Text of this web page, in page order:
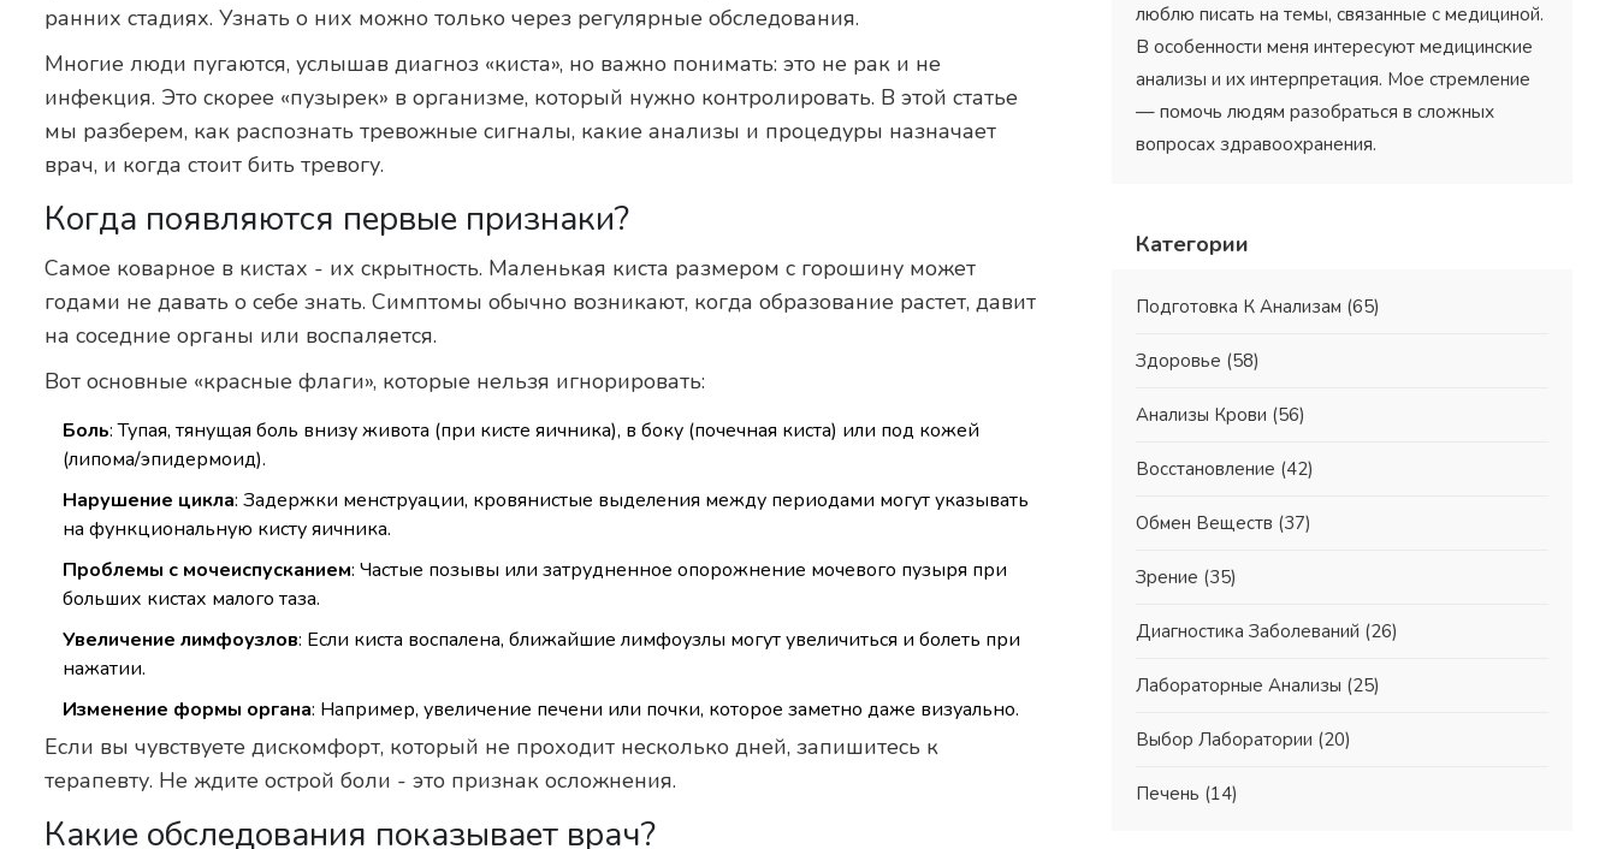
ранних стадиях. Узнать о них можно только через регулярные обследования.
Многие люди пугаются, услышав диагноз «киста», но важно понимать: это не рак и не
инфекция. Это скорее «пузырек» в организме, который нужно контролировать. В этой статье
мы разберем, как распознать тревожные сигналы, какие анализы и процедуры назначает
врач, и когда стоит бить тревогу.
Когда появляются первые признаки?
Самое коварное в кистах - их скрытность. Маленькая киста размером с горошину может
годами не давать о себе знать. Симптомы обычно возникают, когда образование растет, давит
на соседние органы или воспаляется.
Вот основные «красные флаги», которые нельзя игнорировать:
Боль: Тупая, тянущая боль внизу живота (при кисте яичника), в боку (почечная киста) или под кожей
(липома/эпидермоид).
Нарушение цикла: Задержки менструации, кровянистые выделения между периодами могут указывать
на функциональную кисту яичника.
Проблемы с мочеиспусканием: Частые позывы или затрудненное опорожнение мочевого пузыря при
больших кистах малого таза.
Увеличение лимфоузлов: Если киста воспалена, ближайшие лимфоузлы могут увеличиться и болеть при
нажатии.
Изменение формы органа: Например, увеличение печени или почки, которое заметно даже визуально.
Если вы чувствуете дискомфорт, который не проходит несколько дней, запишитесь к
терапевту. Не ждите острой боли - это признак осложнения.
Какие обследования показывает врач?
люблю писать на темы, связанные с медициной.
В особенности меня интересуют медицинские
анализы и их интерпретация. Мое стремление
— помочь людям разобраться в сложных
вопросах здравоохранения.
Категории
Подготовка К Анализам (65)
Здоровье (58)
Анализы Крови (56)
Восстановление (42)
Обмен Веществ (37)
Зрение (35)
Диагностика Заболеваний (26)
Лабораторные Анализы (25)
Выбор Лаборатории (20)
Печень (14)